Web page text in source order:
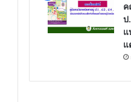
ค
ป
แ
แ